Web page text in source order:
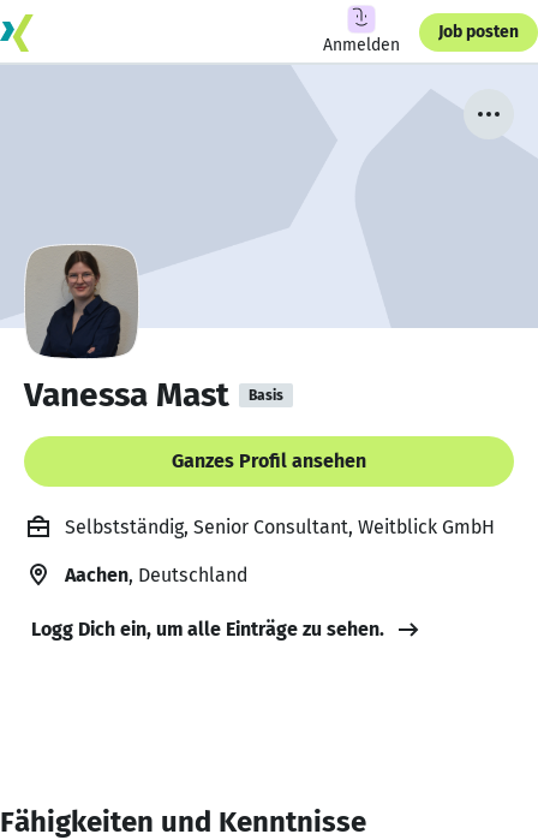
Anmelden
Job posten
Vanessa Mast Basis
Ganzes Profil ansehen
Selbstständig, Senior Consultant, Weitblick GmbH
Aachen, Deutschland
Logg Dich ein, um alle Einträge zu sehen.
Fähigkeiten und Kenntnisse